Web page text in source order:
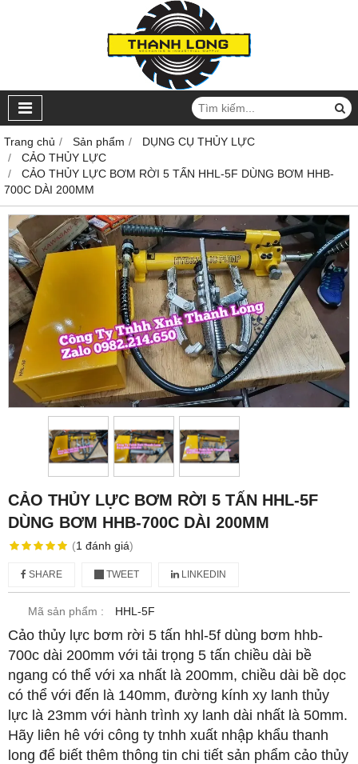
Trang chủ Sản phẩm
DỤNG CỤ THỦY LỰC
CẢO THỦY LỰC
CẢO THỦY LỰC BƠM RỜI 5 TẤN HHL-5F DÙNG BƠM HHB-
700C DÀI 200MM
CẢO THỦY LỰC BƠM RỜI 5 TẤN HHL-5F
DÙNG BƠM HHB-700C DÀI 200MM
(1 đánh giá)
SHARE TWEET LINKEDIN
Mã sản phẩm : HHL-5F
Cảo thủy lực bơm rời 5 tấn hhl-5f dùng bơm hhb-
700c dài 200mm với tải trọng 5 tấn chiều dài bề
ngang có thể với xa nhất là 200mm, chiều dài bề dọc
có thể với đến là 140mm, đường kính xy lanh thủy
lực là 23mm với hành trình xy lanh dài nhất là 50mm.
Hãy liên hê với công ty tnhh xuất nhập khẩu thanh
long để biết thêm thông tin chi tiết sản phẩm cảo thủy